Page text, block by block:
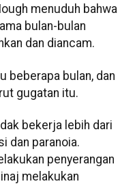
menuduh bahwa
bulan-bulan
dan diancam.
beberapa bulan, dan
gugatan itu.
bekerja lebih dari
dan paranoia.
penyerangan
melakukan